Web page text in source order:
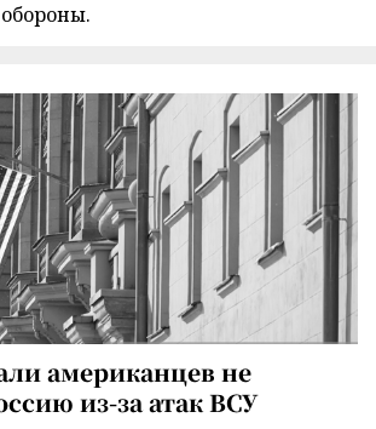
американцев не
из-за атак ВСУ